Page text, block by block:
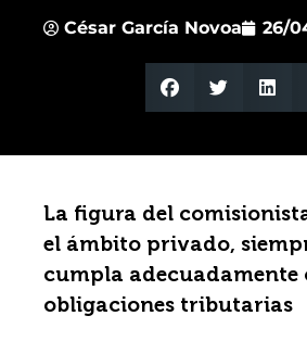
César García Novoa 26/
La figura del
el ámbito privado,
cumpla adecuadamente
obligaciones tributarias